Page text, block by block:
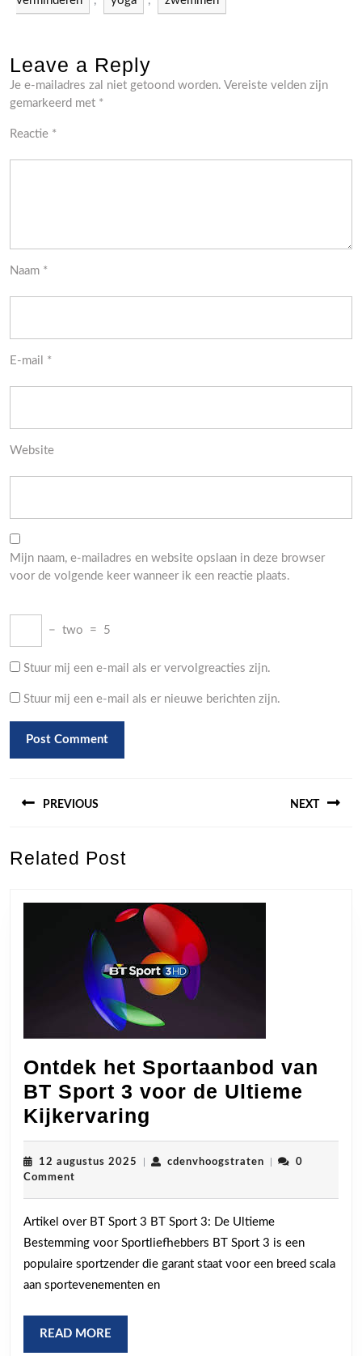
Leave a Reply
Je e-mailadres zal niet getoond worden. Vereiste velden zijn
gemarkeerd met *
Reactie *
Naam *
E-mail *
Website
Mijn naam, e-mailadres en website opslaan in deze browser
voor de volgende keer wanneer ik een reactie plaats.
− two = 5
Stuur mij een e-mail als er vervolgreacties zijn.
Stuur mij een e-mail als er nieuwe berichten zijn.
PREVIOUS
post:
NEXT
Related Post
Ontdek het Sportaanbod van
BT Sport 3 voor de Ultieme
Kijkervaring
het
Sportaanbod
BT
Sport
3
voor
12 augustus 2025 12
cdenvhoogstratencdenvhoogstraten
0
Comment
Artikel over BT Sport 3 BT Sport 3: De Ultieme
Bestemming voor Sportliefhebbers BT Sport 3 is een
populaire sportzender die garant staat voor een breed scala
aan sportevenementen en
READ MORE
MORE